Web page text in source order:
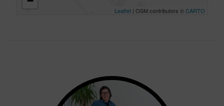
Leaflet| OSM contributors ©CARTO